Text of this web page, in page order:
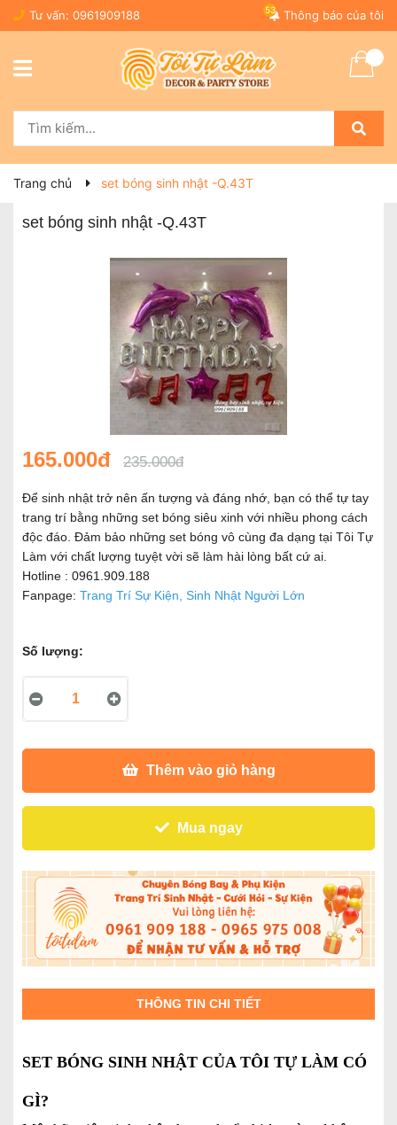
Tư vấn: 0961909188 Thông báo của tôi
53
Trang chủ set bóng sinh nhật -Q.43T
set bóng sinh nhật -Q.43T
165.000đ 235.000đ
Để sinh nhật trở nên ấn tượng và đáng nhớ, bạn có thể tự tay
trang trí bằng những set bóng siêu xinh với nhiều phong cách
độc đáo. Đảm bảo những set bóng vô cùng đa dạng tại Tôi Tự
Làm với chất lượng tuyệt vời sẽ làm hài lòng bất cứ ai.
Hotline : 0961.909.188
Fanpage: Trang Trí Sự Kiện, Sinh Nhật Người Lớn
Số lượng:
Thêm vào giỏ hàng
Mua ngay
THÔNG TIN CHI TIẾT
SET BÓNG SINH NHẬT CỦA TÔI TỰ LÀM CÓ
GÌ?